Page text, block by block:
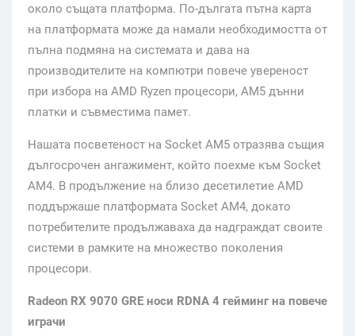
около същата платформа. По-дългата пътна карта
на платформата може да намали необходимостта от
пълна подмяна на системата и дава на
производителите на компютри повече увереност
при избора на AMD Ryzen процесори, AM5 дънни
платки и съвместима памет.
Нашата посветеност на Socket AM5 отразява същия
дългосрочен ангажимент, който поехме към Socket
AM4. В продължение на близо десетилетие AMD
поддържаше платформата Socket AM4, докато
потребителите продължаваха да надграждат своите
системи в рамките на множество поколения
процесори.
Radeon RX 9070 GRE носи RDNA 4 гейминг на повече
играчи